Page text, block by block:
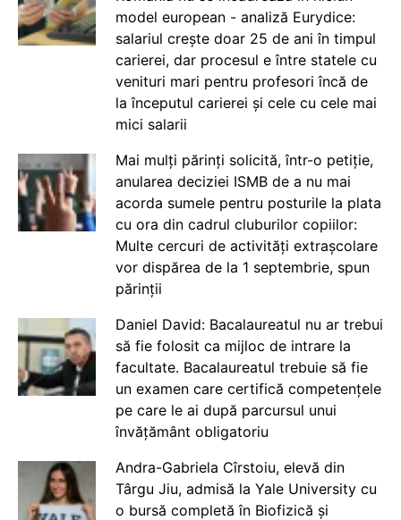
model european - analiză Eurydice:
salariul crește doar 25 de ani în timpul
carierei, dar procesul e între statele cu
venituri mari pentru profesori încă de
la începutul carierei și cele cu cele mai
mici salarii
Mai mulți părinți solicită, într-o petiție,
anularea deciziei ISMB de a nu mai
acorda sumele pentru posturile la plata
cu ora din cadrul cluburilor copiilor:
Multe cercuri de activități extrașcolare
vor dispărea de la 1 septembrie, spun
părinții
Daniel David: Bacalaureatul nu ar trebui
să fie folosit ca mijloc de intrare la
facultate. Bacalaureatul trebuie să fie
un examen care certifică competențele
pe care le ai după parcursul unui
învățământ obligatoriu
Andra-Gabriela Cîrstoiu, elevă din
Târgu Jiu, admisă la Yale University cu
o bursă completă în Biofizică și